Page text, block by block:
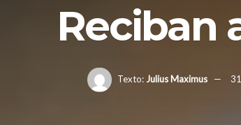
Reciban
Texto: Julius Maximus